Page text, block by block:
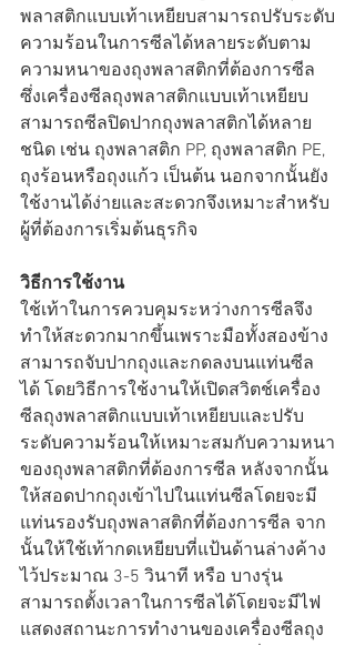
พลาสติกแบบเท้าเหยียบสามารถปรับระดับ
ความร้อนในการซีลได้หลายระดับตาม
ความหนาของถุงพลาสติกที่ต้องการซีล
ซึ่งเครื่องซีลถุงพลาสติกแบบเท้าเหยียบ
สามารถซีลปิดปากถุงพลาสติกได้หลาย
ชนิด เช่น ถุงพลาสติก PP, ถุงพลาสติก PE,
ถุงร้อนหรือถุงแก้ว เป็นต้น นอกจากนั้นยัง
ใช้งานได้ง่ายและสะดวกจึงเหมาะสำหรับ
ผู้ที่ต้องการเริ่มต้นธุรกิจ
วิธีการใช้งาน
ใช้เท้าในการควบคุมระหว่างการซีลจึง
ทำให้สะดวกมากขึ้นเพราะมือทั้งสองข้าง
สามารถจับปากถุงและกดลงบนแท่นซีล
ได้ โดยวิธีการใช้งานให้เปิดสวิตช์เครื่อง
ซีลถุงพลาสติกแบบเท้าเหยียบและปรับ
ระดับความร้อนให้เหมาะสมกับความหนา
ของถุงพลาสติกที่ต้องการซีล หลังจากนั้น
ให้สอดปากถุงเข้าไปในแท่นซีลโดยจะมี
แท่นรองรับถุงพลาสติกที่ต้องการซีล จาก
นั้นให้ใช้เท้ากดเหยียบที่แป้นด้านล่างค้าง
ไว้ประมาณ 3-5 วินาที หรือ บางรุ่น
สามารถตั้งเวลาในการซีลได้โดยจะมีไฟ
แสดงสถานะการทำงานของเครื่องซีลถุง